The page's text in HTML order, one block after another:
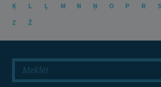
Ķ
L Ļ M N Ņ O P R S
Z
Ž